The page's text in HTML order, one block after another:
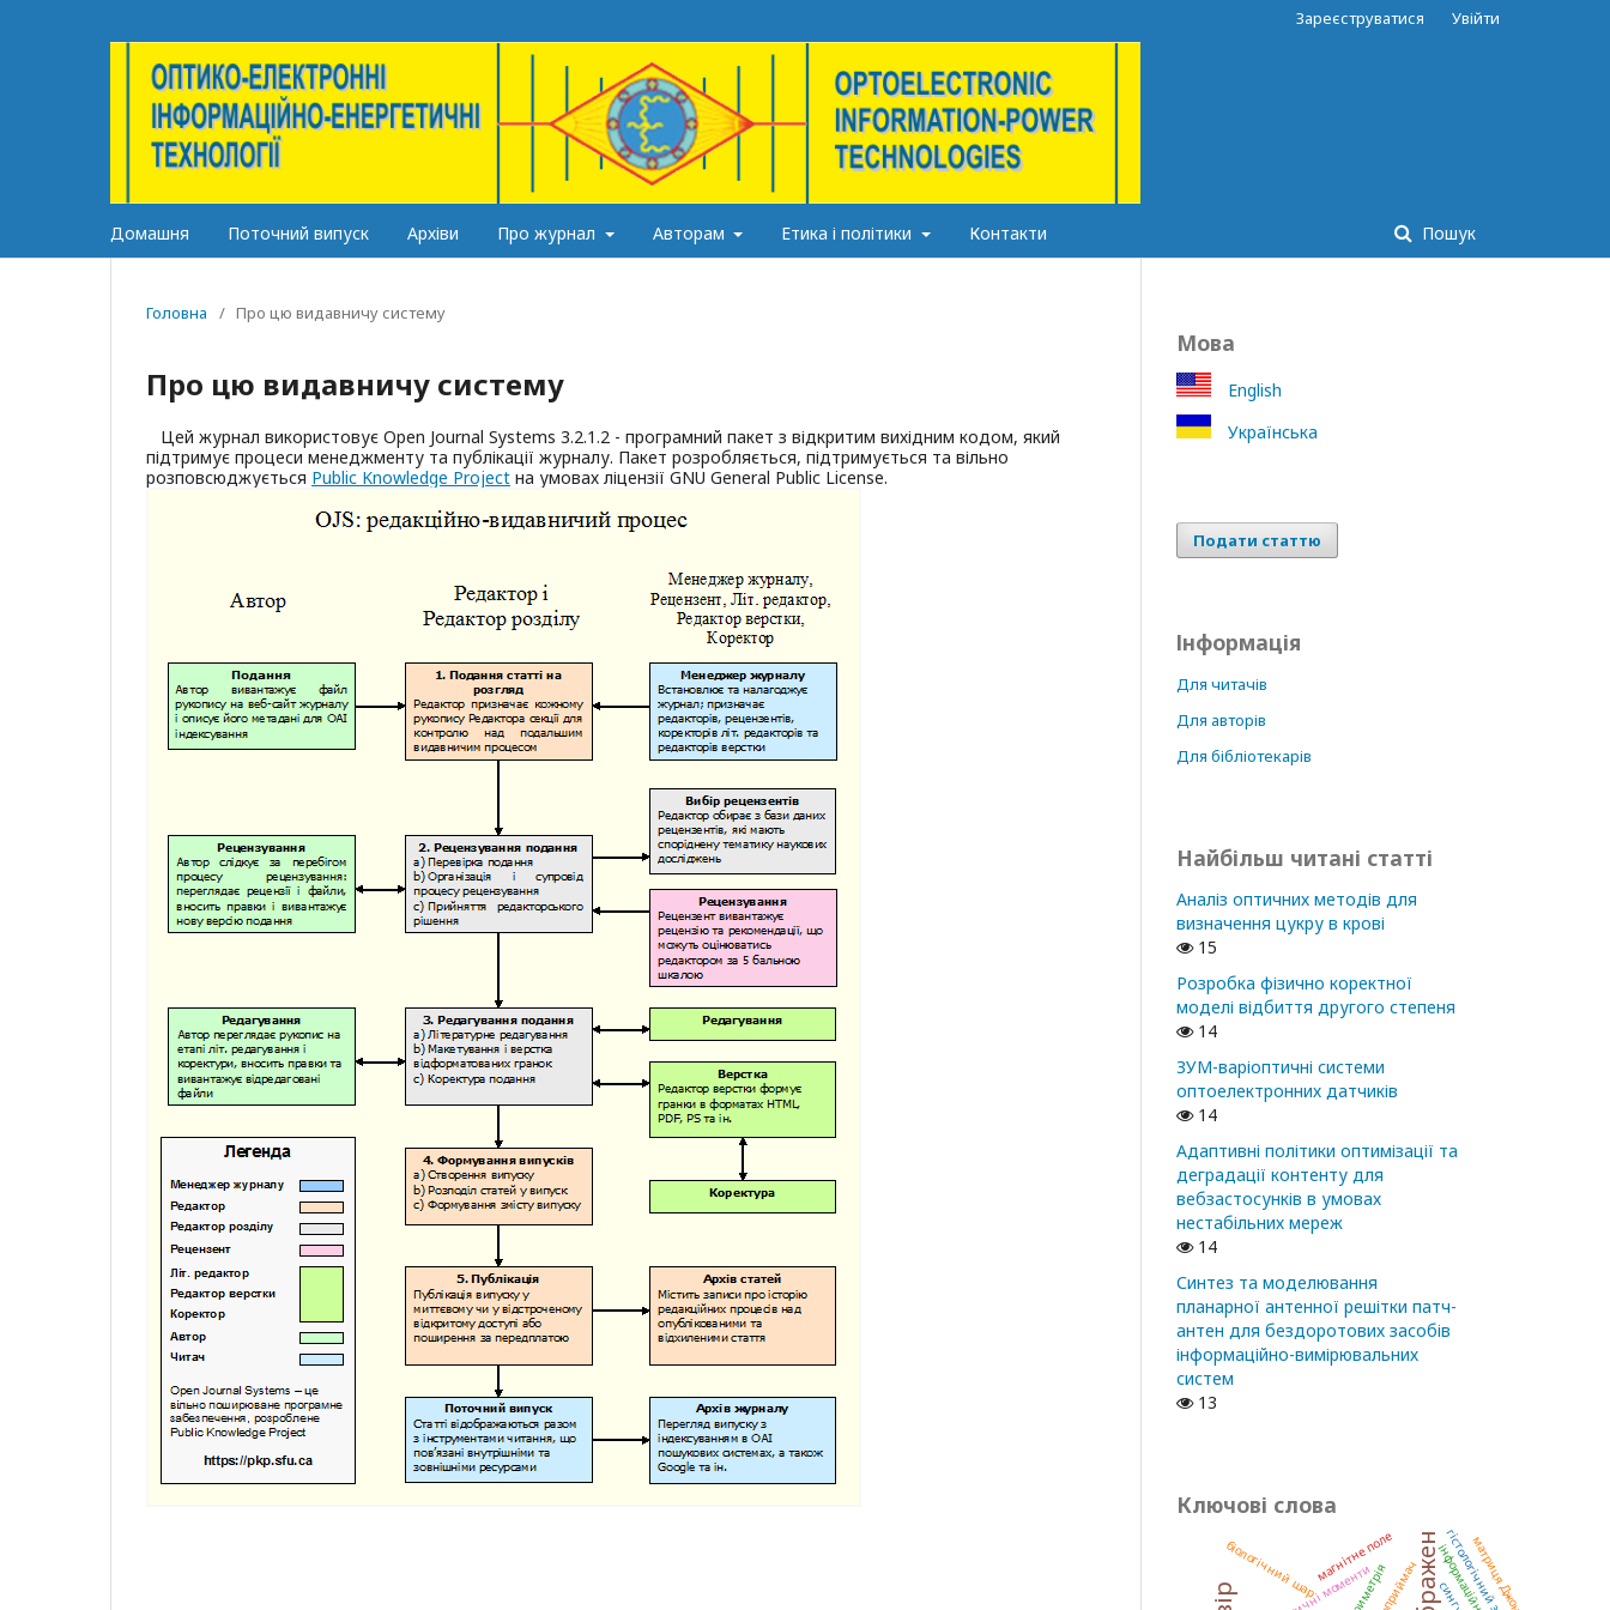
Домашня Поточний випуск Архіви Про журнал Авторам Етика і політики Контакти Пошук
Зареєструватися Увійти
Головна / Про цю видавничу систему
Про цю видавничу систему
Цей журнал використовує Open Journal Systems 3.2.1.2 - програмний пакет з відкритим вихідним кодом, який
підтримує процеси менеджменту та публікації журналу. Пакет розробляється, підтримується та вільно
розповсюджується Public Knowledge Project на умовах ліцензії GNU General Public License.
Мова
English
Українська
Подати статтю
Інформація
Для читачів
Для авторів
Для бібліотекарів
Найбільш читані статті
Аналіз оптичних методів для
визначення цукру в крові
15
Розробка фізично коректної
моделі відбиття другого степеня
14
ЗУМ-варіоптичні системи
оптоелектронних датчиків
14
Адаптивні політики оптимізації та
деградації контенту для
вебзастосунків в умовах
нестабільних мереж
14
Синтез та моделювання
планарної антенної решітки патч-
антен для бездоротових засобів
інформаційно-вимірювальних
систем
13
Ключові слова
біологічний шар гістологічний зріз
матриця Джонса
магнітне поле